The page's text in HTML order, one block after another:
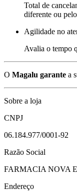
Total de
diferente ou
Agilidade no
Avalia o tempo
O Magalu garante a
Sobre a loja
CNPJ
06.184.977/0001-92
Razão Social
FARMACIA NOVA
Endereço